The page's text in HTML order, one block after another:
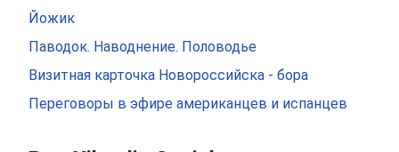
Йожик
Паводок. Наводнение. Половодье
Визитная карточка Новороссийска - бора
Переговоры в эфире американцев и испанцев